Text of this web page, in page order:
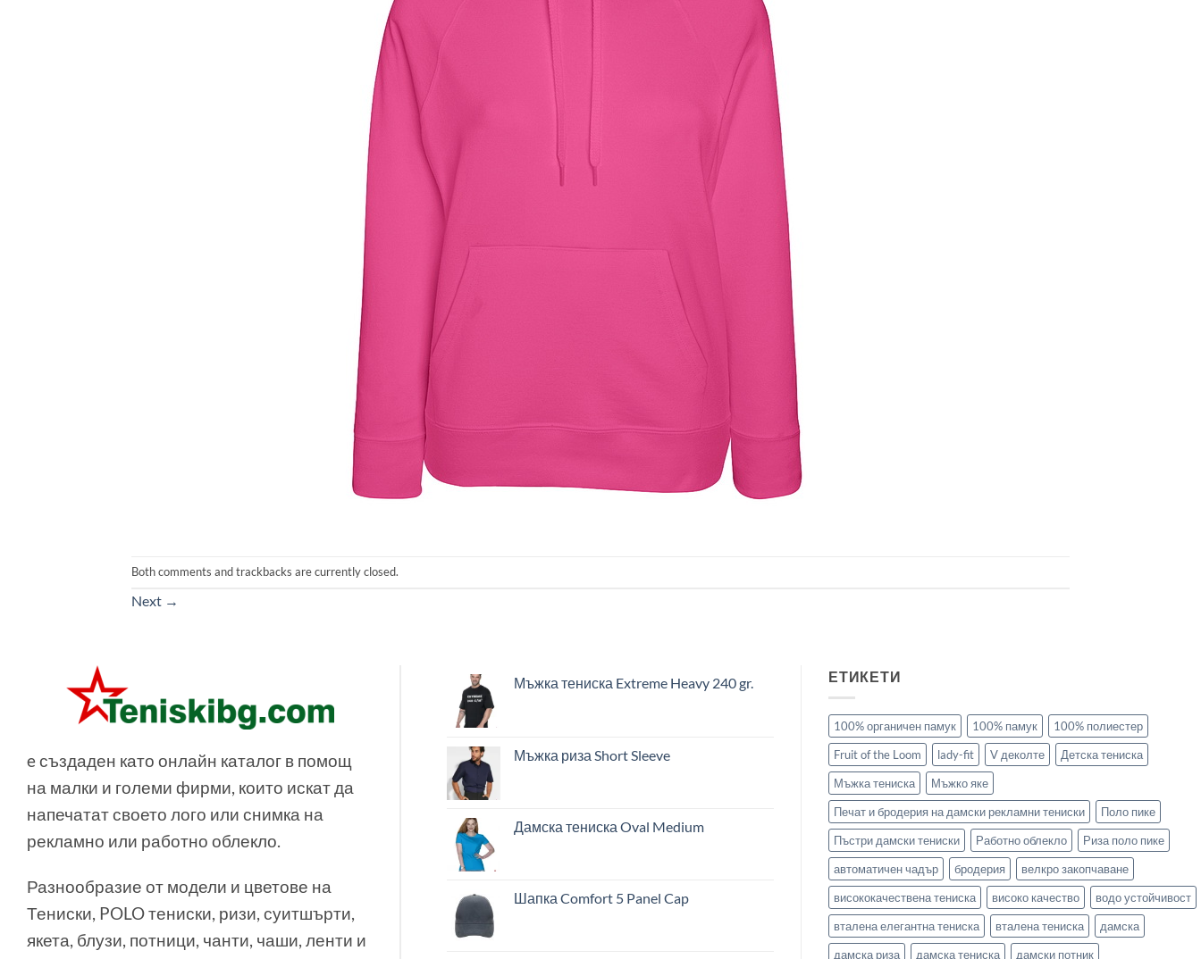
Both comments and trackbacks are currently closed.
Next →
e създаден като онлайн каталог в помощ
на малки и големи фирми, които искат да
напечатат своето лого или снимка на
рекламно или работно облекло.
Разнообразие от модели и цветове на
Тениски, POLO тениски, ризи, суитшърти,
якета, блузи, потници, чанти, чаши, ленти и
Мъжка тениска Extreme Heavy 240 gr.
Мъжка риза Short Sleeve
Дамска тениска Oval Medium
Шапка Comfort 5 Panel Cap
ЕТИКЕТИ
100% органичен памук 100% памук
100% полиестер
Fruit of the Loom
lady-fit V деколте
Детска тениска
Мъжка тениска
Мъжко яке
Печат и бродерия на дамски рекламни тениски
Поло пике
Пъстри дамски тениски
Работно облекло
Риза поло пике
автоматичен чадър
бродерия
велкро закопчаване
висококачествена тениска
високо качество
водо устойчивост
вталена елегантна тениска
вталена тениска
дамска
дамска риза
дамска тениска дамски потник